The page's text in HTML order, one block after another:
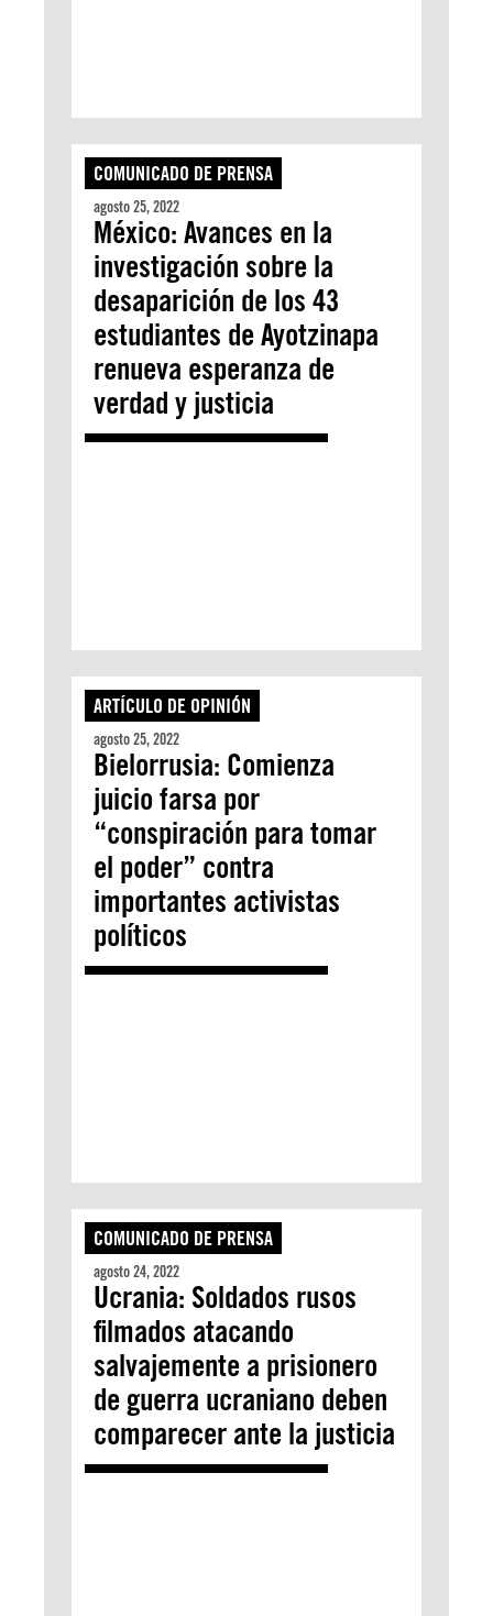
COMUNICADO DE PRENSA
agosto 25, 2022
México: Avances en la
investigación sobre la
desaparición de los 43
estudiantes de Ayotzinapa
renueva esperanza de
verdad y justicia
ARTÍCULO DE OPINIÓN
agosto 25, 2022
Bielorrusia: Comienza
juicio farsa por
“conspiración para tomar
el poder” contra
importantes activistas
políticos
COMUNICADO DE PRENSA
agosto 24, 2022
Ucrania: Soldados rusos
filmados atacando
salvajemente a prisionero
de guerra ucraniano deben
comparecer ante la justicia